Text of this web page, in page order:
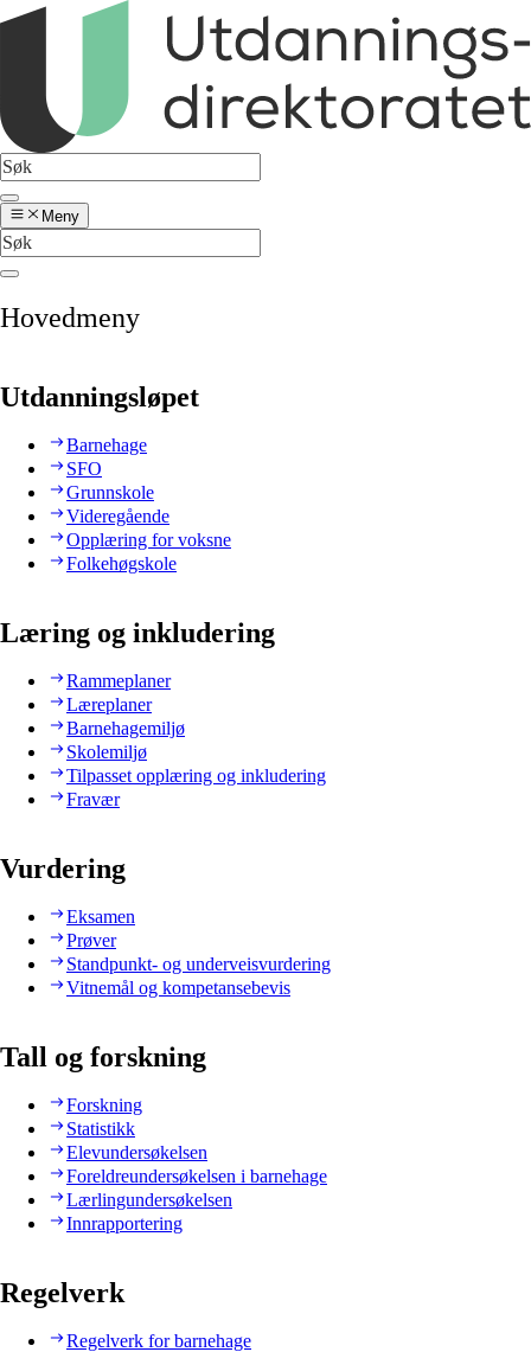
Meny
Hovedmeny
Utdanningsløpet
Barnehage
SFO
Grunnskole
Videregående
Opplæring for voksne
Folkehøgskole
Læring og inkludering
Rammeplaner
Læreplaner
Barnehagemiljø
Skolemiljø
Tilpasset opplæring og inkludering
Fravær
Vurdering
Eksamen
Prøver
Standpunkt- og underveisvurdering
Vitnemål og kompetansebevis
Tall og forskning
Forskning
Statistikk
Elevundersøkelsen
Foreldreundersøkelsen i barnehage
Lærlingundersøkelsen
Innrapportering
Regelverk
Regelverk for barnehage